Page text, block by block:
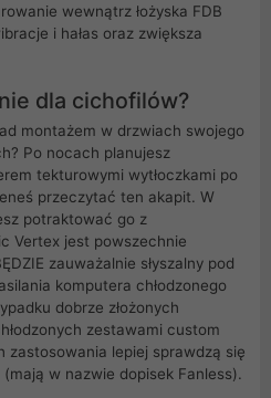
wewnątrz łożyska FDB
i hałas oraz zwiększa
dla cichofilów?
montażem w drzwiach swojego
Po nocach planujesz
tekturowymi wytłoczkami po
przeczytać ten akapit. W
potraktować go z
Vertex jest powszechnie
zauważalnie słyszalny pod
komputera chłodzonego
dobrze złożonych
zestawami custom
zastosowania lepiej sprawdzą się
w nazwie dopisek Fanless).